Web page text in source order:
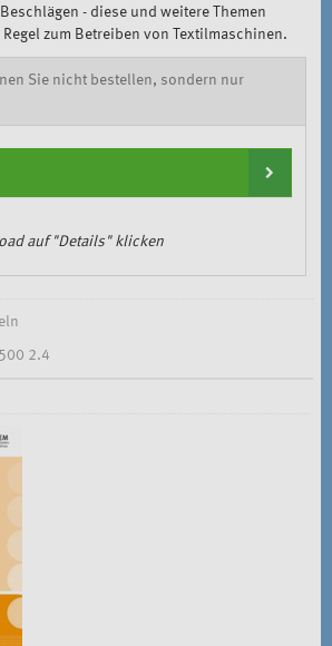
- diese und weitere Themen
Regel zum Betreiben von Textilmaschinen.
Sie nicht bestellen, sondern nur
auf "Details" klicken
2.4